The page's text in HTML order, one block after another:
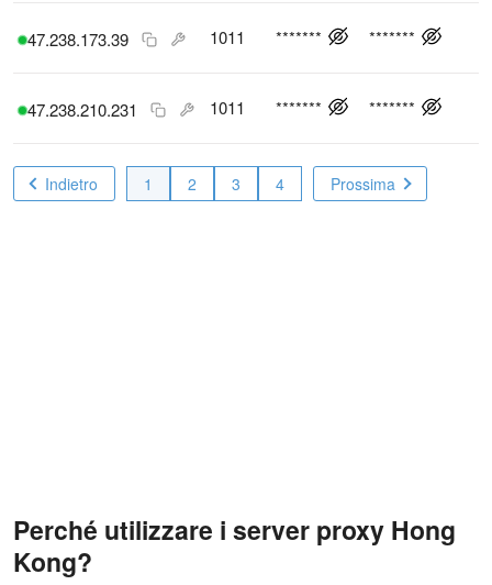
47.238.173.39 1011 ******* *******
47.238.210.231 1011 ******* *******
Indietro 1 2 3 4 Prossima
Perché utilizzare i server proxy Hong
Kong?